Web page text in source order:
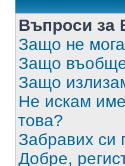
Въпроси за
Защо не
Защо въобще
Защо
Не искам
това?
Забравих си
Добре,